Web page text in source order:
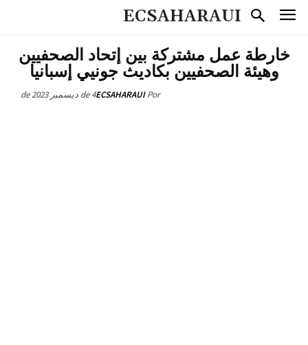
ECSAHARAUI
خارطة عمل مشتركة بين إتحاد الصحفيين
وهيئة الصحفيين بكاديث جونيي إسبانيا
Por
ECSAHARAUI4 de ديسمبر de 2023